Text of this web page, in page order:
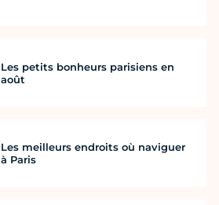
Les petits bonheurs parisiens en
août
Les meilleurs endroits où naviguer
à Paris